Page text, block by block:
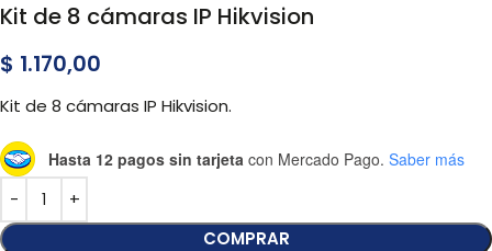
Kit de 8 cámaras IP Hikvision
$ 1.170,00
Kit de 8 cámaras IP Hikvision.
Hasta 12 pagos sin tarjeta con Mercado Pago. Saber más
COMPRAR